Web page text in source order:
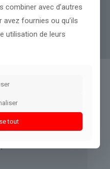
clair et fiable à des
géopolitiques et
pour tous.
combiner avec d’autres
fournies ou qu’ils
utilisation de leurs
tout